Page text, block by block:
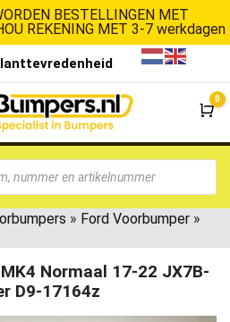
BESTELLINGEN MET
REKENING MET 3-7 werkdagen
0
» Ford Voorbumper »
Normaal 17-22 JX7B-
D9-17164z